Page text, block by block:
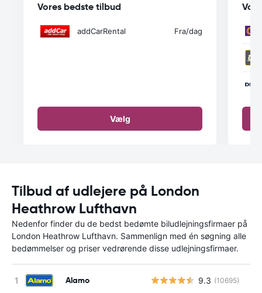
Vores bedste tilbud
addCarRental Fra/dag
Vælg
Tilbud af udlejere på London
Heathrow Lufthavn
Nedenfor finder du de bedst bedømte biludlejningsfirmaer på
London Heathrow Lufthavn. Sammenlign med én søgning alle
bedømmelser og priser vedrørende disse udlejningsfirmaer.
Alamo 9.3 (10695)